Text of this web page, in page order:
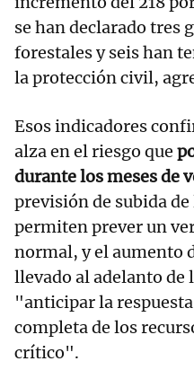
se han declarado tres
forestales y seis han
la protección civil,
Esos indicadores
alza en el riesgo que
durante los meses de
previsión de subida
permiten prever un
normal, y el aumento
llevado al adelanto de
"anticipar la
completa de los
crítico".